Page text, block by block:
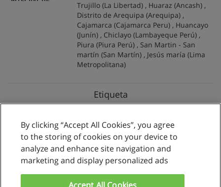
Trujillo (La Libertad) , Huaraz (Ancash) ,
Distrito de Arequipa (Arequipa) ,
Cajamarca (Cajamarca Peru) , Huancayo
(Junín) , Chiclayo (Lambayeque Perú) ,
Piura (Piura Perú) , San Martin - San
martí­n (San Martín) , Jesús maría (Lima
Metropolitana)
Etiqueta
Reglas de uso
By clicking “Accept All Cookies”, you agree
to the storing of cookies on your device to
analyze and enhance site navigation and
marketing and display personalized ads